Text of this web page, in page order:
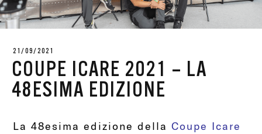
21/09/2021
COUPE ICARE 2021 – LA
48ESIMA EDIZIONE
La 48esima edizione dellaCoupe Icare